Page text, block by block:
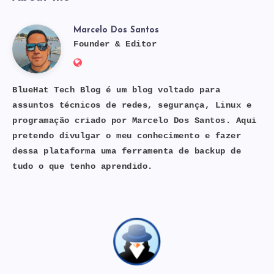
Marcelo
Dos
Santos
Marcelo Dos Santos
Founder & Editor
Website:
BlueHat Tech Blog é um blog voltado para
assuntos técnicos de redes, segurança, Linux e
programação criado por Marcelo Dos Santos. Aqui
pretendo divulgar o meu conhecimento e fazer
dessa plataforma uma ferramenta de backup de
tudo o que tenho aprendido.